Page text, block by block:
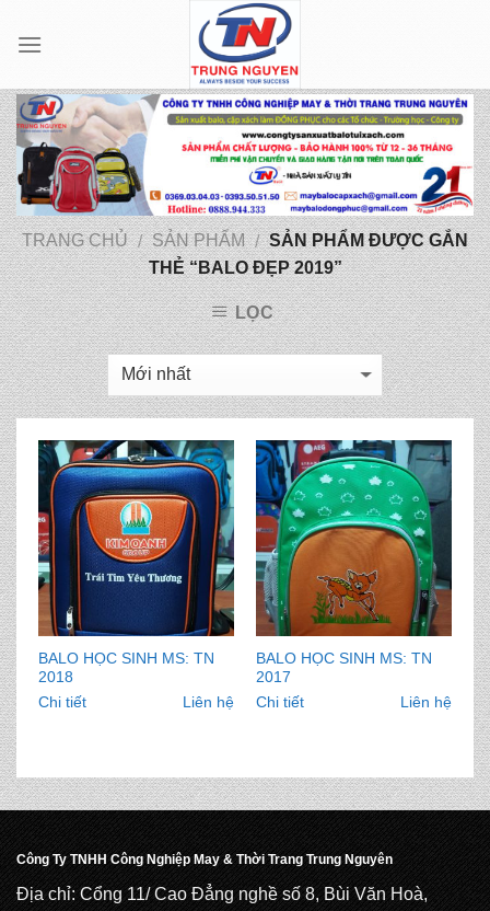
TRANG CHỦ / SẢN PHẨM / SẢN PHẨM ĐƯỢC GẮN
THẺ “BALO ĐẸP 2019”
LỌC
BALO HỌC SINH MS: TN
2018
Chi tiết
Liên hệ
BALO HỌC SINH MS: TN
2017
Chi tiết
Liên hệ
Công Ty TNHH Công Nghiệp May & Thời Trang Trung Nguyên
Địa chỉ: Cổng 11/ Cao Đẳng nghề số 8, Bùi Văn Hoà,